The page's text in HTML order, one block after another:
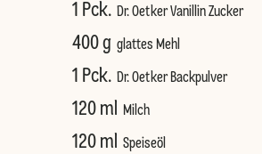
1 Pck. Dr. Oetker Vanillin Zucker
400 g glattes Mehl
1 Pck. Dr. Oetker Backpulver
120 ml Milch
120 ml Speiseöl